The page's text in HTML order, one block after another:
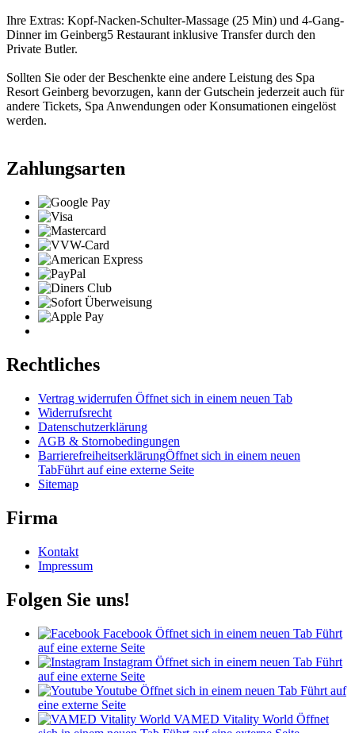
Ihre Extras: Kopf-Nacken-Schulter-Massage (25 Min) und 4-Gang-
Dinner im Geinberg5 Restaurant inklusive Transfer durch den
Private Butler.
Sollten Sie oder der Beschenkte eine andere Leistung des Spa
Resort Geinberg bevorzugen, kann der Gutschein jederzeit auch für
andere Tickets, Spa Anwendungen oder Konsumationen eingelöst
werden.
Zahlungsarten
Rechtliches
Vertrag widerrufen Öffnet sich in einem neuen Tab
Widerrufsrecht
Datenschutzerklärung
AGB & Stornobedingungen
BarrierefreiheitserklärungÖffnet sich in einem neuen
TabFührt auf eine externe Seite
Sitemap
Firma
Kontakt
Impressum
Folgen Sie uns!
Facebook Öffnet sich in einem neuen Tab Führt
auf eine externe Seite
Instagram Öffnet sich in einem neuen Tab Führt
auf eine externe Seite
Youtube Öffnet sich in einem neuen Tab Führt auf
eine externe Seite
VAMED Vitality World Öffnet